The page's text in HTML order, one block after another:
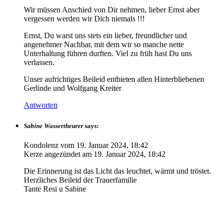
Wir müssen Anschied von Dir nehmen, lieber Ernst aber
vergessen werden wir Dich niemals !!!
Ernst, Du warst uns stets ein lieber, freundlicher und
angenehmer Nachbar, mit dem wir so manche nette
Unterhaltung führen durften. Viel zu früh hast Du uns
verlassen.
Unser aufrichtiges Beileid entbieten allen Hinterbliebenen
Gerlinde und Wolfgang Kreiter
Antworten
Sabine Wassertheurer says:
Kondolenz vom 19. Januar 2024, 18:42
Kerze angezündet am 19. Januar 2024, 18:42
Die Erinnerung ist das Licht das leuchtet, wärmt und tröstet.
Herzliches Beileid der Trauerfamilie
Tante Resi u Sabine